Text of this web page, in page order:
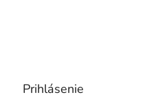
Prihlásenie